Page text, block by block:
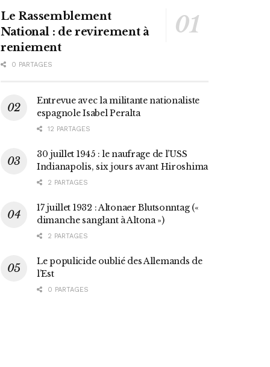
Le Rassemblement
National : de revirement à
reniement
0 PARTAGES
Entrevue avec la militante nationaliste
espagnole Isabel Peralta
12 PARTAGES
30 juillet 1945 : le naufrage de l’USS
Indianapolis, six jours avant Hiroshima
2 PARTAGES
17 juillet 1932 : Altonaer Blutsonntag («
dimanche sanglant à Altona »)
2 PARTAGES
Le populicide oublié des Allemands de
l’Est
0 PARTAGES